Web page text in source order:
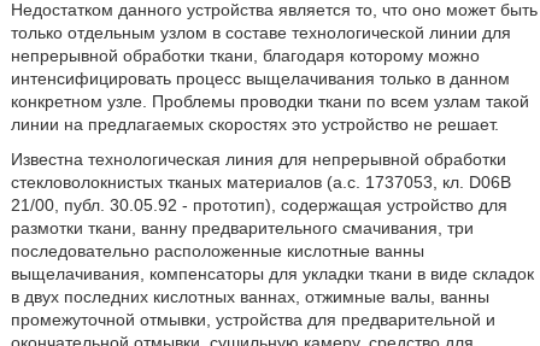
Недостатком данного устройства является то, что оно может быть
только отдельным узлом в составе технологической линии для
непрерывной обработки ткани, благодаря которому можно
интенсифицировать процесс выщелачивания только в данном
конкретном узле. Проблемы проводки ткани по всем узлам такой
линии на предлагаемых скоростях это устройство не решает.
Известна технологическая линия для непрерывной обработки
стекловолокнистых тканых материалов (а.с. 1737053, кл. D06B
21/00, публ. 30.05.92 - прототип), содержащая устройство для
размотки ткани, ванну предварительного смачивания, три
последовательно расположенные кислотные ванны
выщелачивания, компенсаторы для укладки ткани в виде складок
в двух последних кислотных ваннах, отжимные валы, ванны
промежуточной отмывки, устройства для предварительной и